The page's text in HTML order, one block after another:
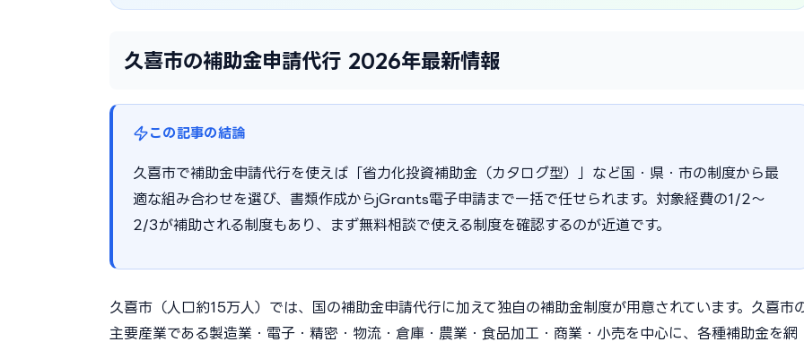
久喜市の補助金申請代行 2026年最新情報
この記事の結論
久喜市で補助金申請代行を使えば「省力化投資補助金（カタログ型）」など国・県・市の制度から最
適な組み合わせを選び、書類作成からjGrants電子申請まで一括で任せられます。対象経費の1/2〜
2/3が補助される制度もあり、まず無料相談で使える制度を確認するのが近道です。
久喜市（人口約15万人）では、国の補助金申請代行に加えて独自の補助金制度が用意されています。久喜市
主要産業である製造業・電子・精密・物流・倉庫・農業・食品加工・商業・小売を中心に、各種補助金を網